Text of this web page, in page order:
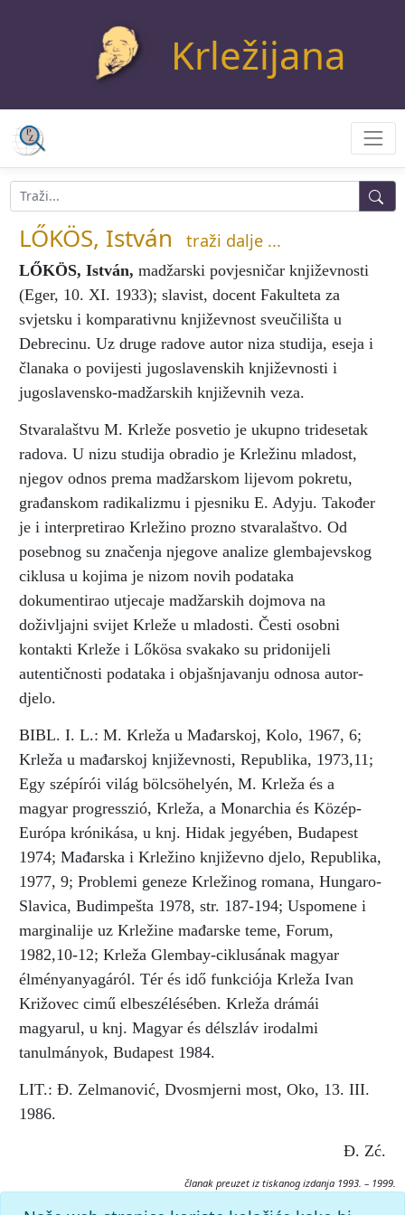
Krležijana
LŐKÖS, István traži dalje ...
LŐKÖS, István, madžarski povjesničar književnosti
(Eger, 10. XI. 1933); slavist, docent Fakulteta za
svjetsku i komparativnu književnost sveučilišta u
Debrecinu. Uz druge radove autor niza studija, eseja i
članaka o povijesti jugoslavenskih književnosti i
jugoslavensko-madžarskih književnih veza.
Stvaralaštvu M. Krleže posvetio je ukupno tridesetak
radova. U nizu studija obradio je Krležinu mladost,
njegov odnos prema madžarskom lijevom pokretu,
građanskom radikalizmu i pjesniku E. Adyju. Također
je i interpretirao Krležino prozno stvaralaštvo. Od
posebnog su značenja njegove analize glembajevskog
ciklusa u kojima je nizom novih podataka
dokumentirao utjecaje madžarskih dojmova na
doživljajni svijet Krleže u mladosti. Česti osobni
kontakti Krleže i Lőkösa svakako su pridonijeli
autentičnosti podataka i objašnjavanju odnosa autor-
djelo.
BIBL. I. L.: M. Krleža u Mađarskoj, Kolo, 1967, 6;
Krleža u mađarskoj književnosti, Republika, 1973,11;
Egy szépírói világ bölcsöhelyén, M. Krleža és a
magyar progresszió, Krleža, a Monarchia és Közép-
Európa krónikása, u knj. Hidak jegyében, Budapest
1974; Mađarska i Krležino književno djelo, Republika,
1977, 9; Problemi geneze Krležinog romana, Hungaro-
Slavica, Budimpešta 1978, str. 187-194; Uspomene i
marginalije uz Krležine mađarske teme, Forum,
1982,10-12; Krleža Glembay-ciklusának magyar
élményanyagáról. Tér és idő funkciója Krleža Ivan
Križovec cimű elbeszélésében. Krleža drámái
magyarul, u knj. Magyar és délszláv irodalmi
tanulmányok, Budapest 1984.
LIT.: Đ. Zelmanović, Dvosmjerni most, Oko, 13. III.
1986.
Đ. Zć.
članak preuzet iz tiskanog izdanja 1993. – 1999.